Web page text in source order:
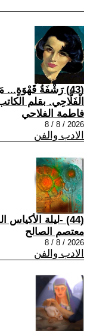
(43) رَشْفَةُ قَهْوَةٍ...
الْفَلَّاحِي. بقلم
فاطمة الفلاحي
2026 / 8 / 8
الادب والفن
(44) -ليلة الأكياس الذهبية- سيرة سطو صنع الأساطير
معتصم الصالح
2026 / 8 / 8
الادب والفن